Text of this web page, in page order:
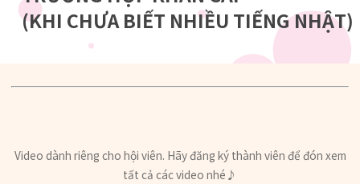
(KHI CHƯA BIẾT NHIỀU TIẾNG NHẬT)
Video dành riêng cho hội viên. Hãy đăng ký thành viên để đón xem
tất cả các video nhé♪